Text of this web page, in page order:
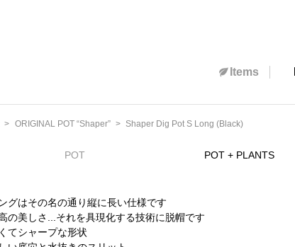
Items
ORIGINAL POT “Shaper” Shaper Dig Pot S Long (Black)
POT POT + PLANTS